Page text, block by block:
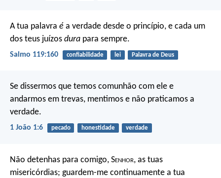
A tua palavra é a verdade desde o princípio, e cada um
dos teus juízos dura para sempre.
Salmo 119:160 confiabilidade lei Palavra de Deus
Se dissermos que temos comunhão com ele e
andarmos em trevas, mentimos e não praticamos a
verdade.
1 João 1:6 pecado honestidade verdade
Não detenhas para comigo, Senhor, as tuas
misericórdias; guardem-me continuamente a tua